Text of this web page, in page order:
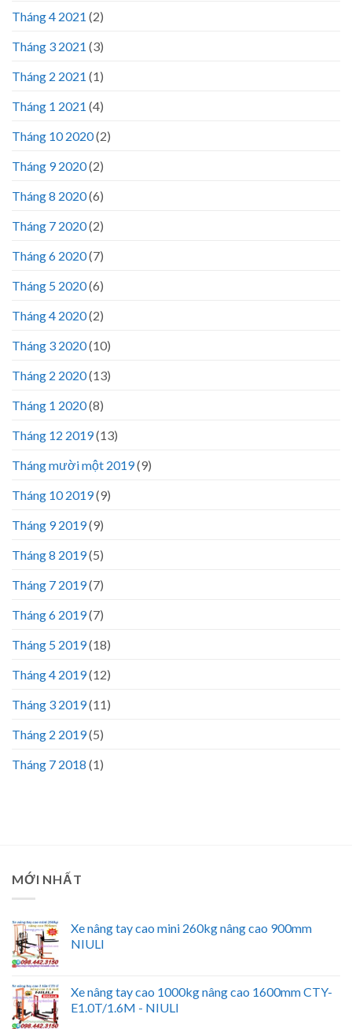
Tháng 4 2021 (2)
Tháng 3 2021 (3)
Tháng 2 2021 (1)
Tháng 1 2021 (4)
Tháng 10 2020(2)
Tháng 9 2020(2)
Tháng 8 2020(6)
Tháng 7 2020(2)
Tháng 6 2020(7)
Tháng 5 2020(6)
Tháng 4 2020(2)
Tháng 3 2020(10)
Tháng 2 2020(13)
Tháng 1 2020(8)
Tháng 12 2019(13)
Tháng mười một 2019(9)
Tháng 10 2019(9)
Tháng 9 2019(9)
Tháng 8 2019(5)
Tháng 7 2019(7)
Tháng 6 2019(7)
Tháng 5 2019(18)
Tháng 4 2019(12)
Tháng 3 2019(11)
Tháng 2 2019(5)
Tháng 7 2018 (1)
MỚI NHẤT
Xe nâng tay cao mini 260kg nâng cao 900mm
NIULI
Xe nâng tay cao 1000kg nâng cao 1600mm CTY-
E1.0T/1.6M - NIULI